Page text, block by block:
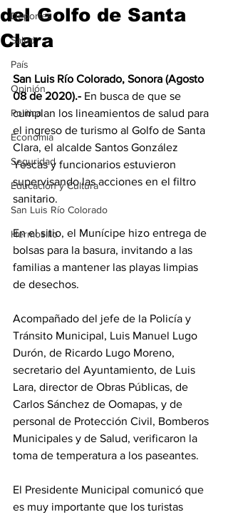
Deportes
Salud
País
Opinión
Política
Economía
Seguridad
Educación y Cultura
San Luis Río Colorado
Hermosillo
del Golfo de Santa
Clara
San Luis Río Colorado, Sonora (Agosto
08 de 2020).- En busca de que se
cumplan los lineamientos de salud para
el ingreso de turismo al Golfo de Santa
Clara, el alcalde Santos González
Yescas y funcionarios estuvieron
supervisando las acciones en el filtro
sanitario.
En el sitio, el Munícipe hizo entrega de
bolsas para la basura, invitando a las
familias a mantener las playas limpias
de desechos.
Acompañado del jefe de la Policía y
Tránsito Municipal, Luis Manuel Lugo
Durón, de Ricardo Lugo Moreno,
secretario del Ayuntamiento, de Luis
Lara, director de Obras Públicas, de
Carlos Sánchez de Oomapas, y de
personal de Protección Civil, Bomberos
Municipales y de Salud, verificaron la
toma de temperatura a los paseantes.
El Presidente Municipal comunicó que
es muy importante que los turistas